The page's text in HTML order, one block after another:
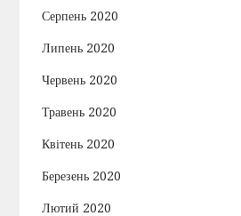
Серпень 2020
Липень 2020
Червень 2020
Травень 2020
Квітень 2020
Березень 2020
Лютий 2020